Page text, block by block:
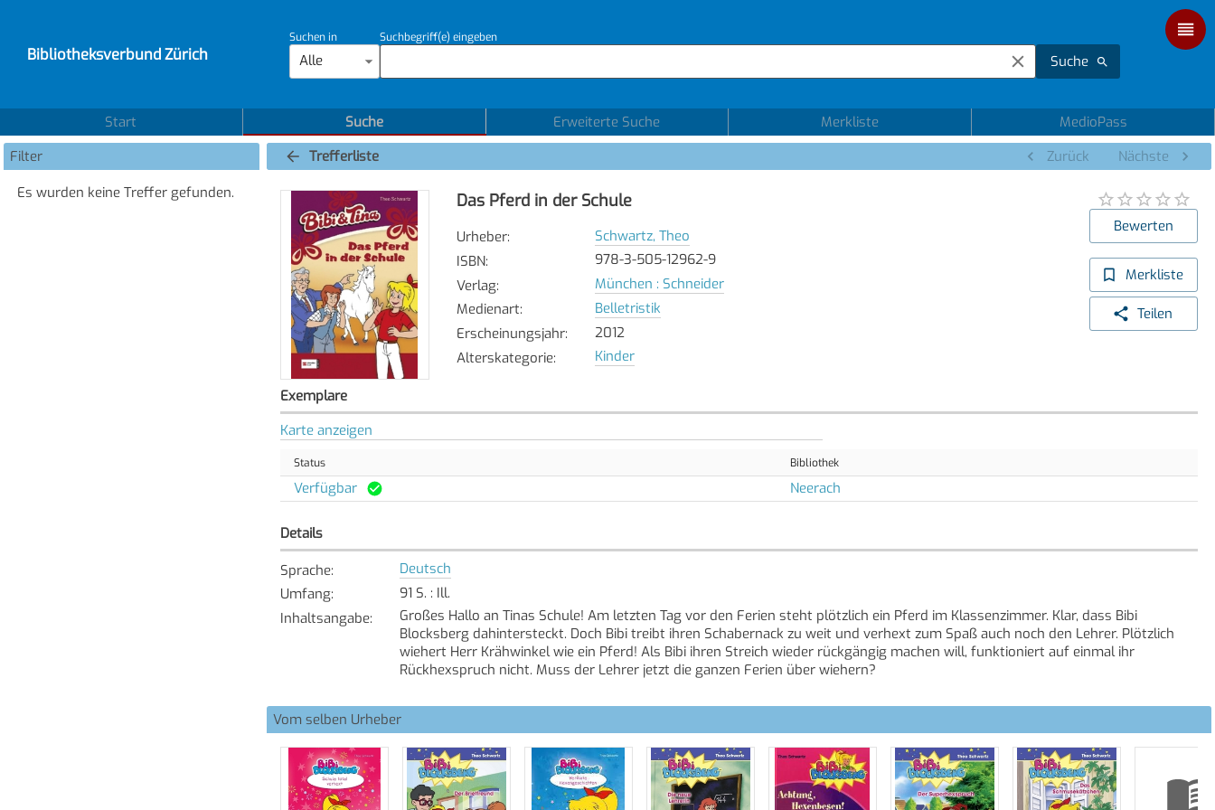
Bibliotheksverbund Zürich
Suchen in
Alle
Suchbegriff(e) eingeben
Suche
Start Suche Erweiterte Suche Merkliste
MedioPass
Filter
Es wurden keine Treffer gefunden.
Trefferliste Zurück Nächste
Das Pferd in der Schule
Urheber:
Schwartz, Theo
ISBN:
978-3-505-12962-9
Verlag:
München : Schneider
Medienart:
Belletristik
Erscheinungsjahr:
2012
Alterskategorie: Kinder
Bewerten
Merkliste
Teilen
Exemplare
Karte anzeigen
Status Bibliothek
Verfügbar Neerach
Details
Sprache:
Deutsch
Umfang:
91 S. : Ill.
Inhaltsangabe:
Großes Hallo an Tinas Schule! Am letzten Tag vor den Ferien steht plötzlich ein Pferd im Klassenzimmer. Klar, dass Bibi
Blocksberg dahintersteckt. Doch Bibi treibt ihren Schabernack zu weit und verhext zum Spaß auch noch den Lehrer. Plötzlich
wiehert Herr Krähwinkel wie ein Pferd! Als Bibi ihren Streich wieder rückgängig machen will, funktioniert auf einmal ihr
Rückhexspruch nicht. Muss der Lehrer jetzt die ganzen Ferien über wiehern?
Vom selben Urheber